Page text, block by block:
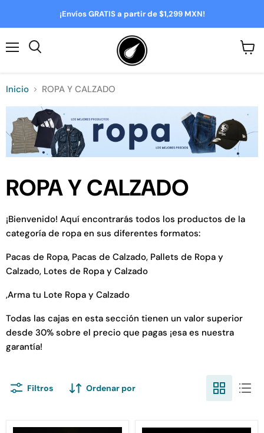
¡Envíos GRATIS a partir de $1,299 MXN!
Inicio ROPA Y CALZADO
ROPA Y CALZADO
¡Bienvenido! Aquí encontrarás todos los productos de la
categoría de ropa en sus diferentes formatos:
Pacas de Ropa, Pacas de Calzado, Pallets de Ropa y
Calzado, Lotes de Ropa y Calzado
,Arma tu Lote Ropa y Calzado
Todas las cajas en esta sección tienen un valor superior
desde 30% sobre el precio que pagas ¡esa es nuestra
garantía!
Filtros Ordenar por